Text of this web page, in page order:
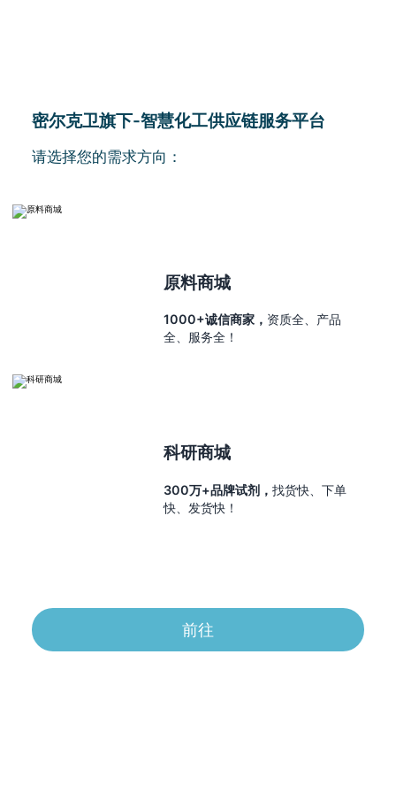
密尔克卫旗下-智慧化工供应链服务平台
请选择您的需求方向：
原料商城
1000+诚信商家， 资质全、产品
全、服务全！
科研商城
300万+品牌试剂，找货快、下单
快、发货快！
前往